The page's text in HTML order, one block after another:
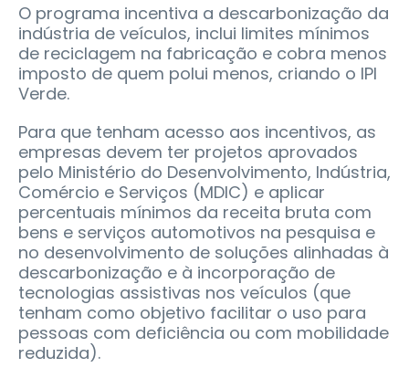
O programa incentiva a descarbonização da
indústria de veículos, inclui limites mínimos
de reciclagem na fabricação e cobra menos
imposto de quem polui menos, criando o IPI
Verde.
Para que tenham acesso aos incentivos, as
empresas devem ter projetos aprovados
pelo Ministério do Desenvolvimento, Indústria,
Comércio e Serviços (MDIC) e aplicar
percentuais mínimos da receita bruta com
bens e serviços automotivos na pesquisa e
no desenvolvimento de soluções alinhadas à
descarbonização e à incorporação de
tecnologias assistivas nos veículos (que
tenham como objetivo facilitar o uso para
pessoas com deficiência ou com mobilidade
reduzida).